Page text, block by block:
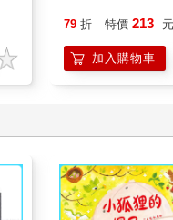
受寵若驚
）所言：「敲定一樁成
精會神地聆聽對方說話卻
方感到受寵若驚之道。」
79 折 特價 213 元
加入購物車